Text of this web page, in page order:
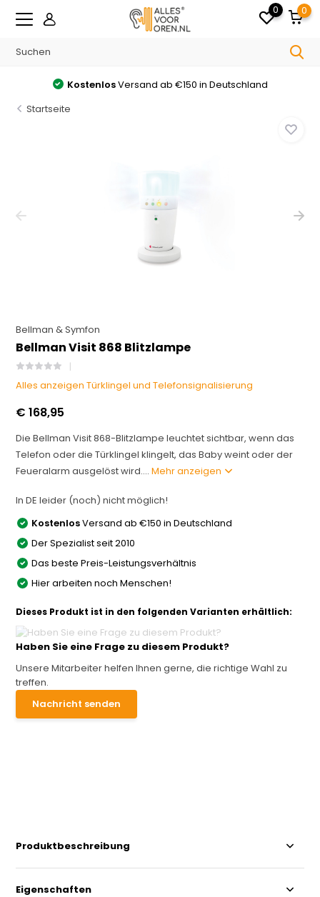
0 0
KostenlosVersand ab €150 in Deutschland
Startseite
Bellman & Symfon
Bellman Visit 868 Blitzlampe
Alles anzeigen Türklingel und Telefonsignalisierung
€ 168,95
Die Bellman Visit 868-Blitzlampe leuchtet sichtbar, wenn das
Telefon oder die Türklingel klingelt, das Baby weint oder der
Feueralarm ausgelöst wird....Mehr anzeigen
In DE leider (noch) nicht möglich!
KostenlosVersand ab €150 in Deutschland
Der Spezialist seit 2010
Das beste Preis-Leistungsverhältnis
Hier arbeiten noch Menschen!
Dieses Produkt ist in den folgenden Varianten erhältlich:
Haben Sie eine Frage zu diesem Produkt?
Unsere Mitarbeiter helfen Ihnen gerne, die richtige Wahl zu
treffen.
Nachricht senden
Produktbeschreibung
Eigenschaften